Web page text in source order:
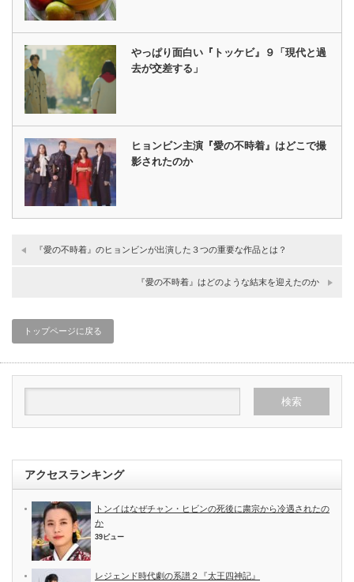
やっぱり面白い『トッケビ』９「現代と過
去が交差する」
ヒョンビン主演『愛の不時着』はどこで撮
影されたのか
『愛の不時着』のヒョンビンが出演した３つの重要な作品とは？
『愛の不時着』はどのような結末を迎えたのか
トップページに戻る
アクセスランキング
トンイはなぜチャン・ヒビンの死後に粛宗から冷遇されたの
か
39ビュー
レジェンド時代劇の系譜２『太王四神記』